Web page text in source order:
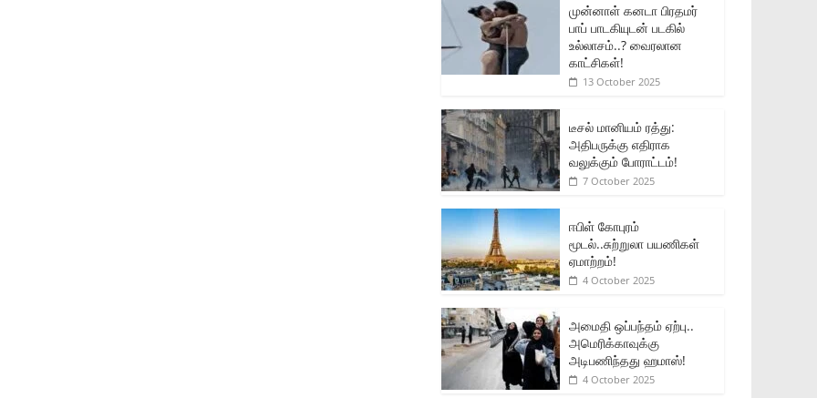
முன்னாள் கனடா பிரதமர்
பாப் பாடகியுடன் படகில்
உல்லாசம்..? வைரலான
காட்சிகள்!
13 October 2025
டீசல் மானியம் ரத்து:
அதிபருக்கு எதிராக
வலுக்கும் போராட்டம்!
7 October 2025
ஈபிள் கோபுரம்
மூடல்..சுற்றுலா பயணிகள்
ஏமாற்றம்!
4 October 2025
அமைதி ஒப்பந்தம் ஏற்பு..
அமெரிக்காவுக்கு
அடிபணிந்தது ஹமாஸ்!
4 October 2025